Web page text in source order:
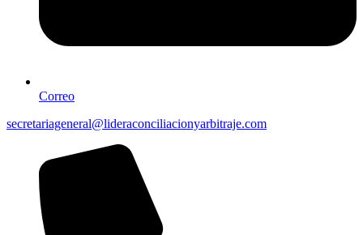
Correo
secretariageneral@lideraconciliacionyarbitraje.com